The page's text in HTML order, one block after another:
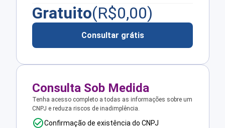
Gratuito(R$0,00)
Consultar grátis
Consulta Sob Medida
Tenha acesso completo a todas as informações sobre um
CNPJ e reduza riscos de inadimplência.
Confirmação de existência do CNPJ